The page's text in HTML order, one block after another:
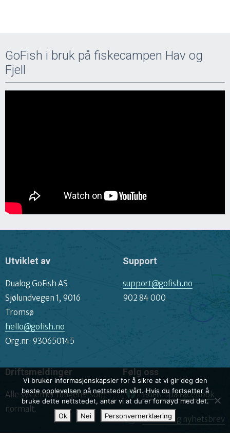
GoFish i bruk på fiskecampen Hav og
Fjell
Utviklet av
Dualog GoFish AS
Sjølundvegen 1, 9016
Tromsø
hello@gofish.no
Org.nr: 930650145
Support
support@gofish.no
902 84 000
Driftsmeldinger
Alle systemer fungerer som
normalt.
Følg oss
GoFish på Facebook
Påmelding nyhetsbrev
Vi bruker informasjonskapsler for å sikre at vi gir deg den
beste opplevelsen på nettstedet vårt. Hvis du fortsetter å
bruke dette nettstedet, antar vi at du er fornøyd med det.
Ok
Nei Personvernerklæring